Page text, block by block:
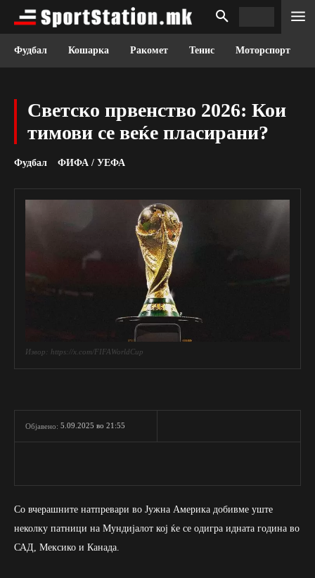
Фудбал Кошарка Ракомет Тенис Моторспорт
Светско првенство 2026: Кои
тимови се веќе пласирани?
Фудбал ФИФА / УЕФА
Извор: https://x.com/FIFAWorldCup
Објавено: 5.09.2025 во 21:55
Со вчерашните натпревари во Јужна Америка добивме уште
неколку патници на Мундијалот кој ќе се одигра идната година во
САД, Мексико и Канада.